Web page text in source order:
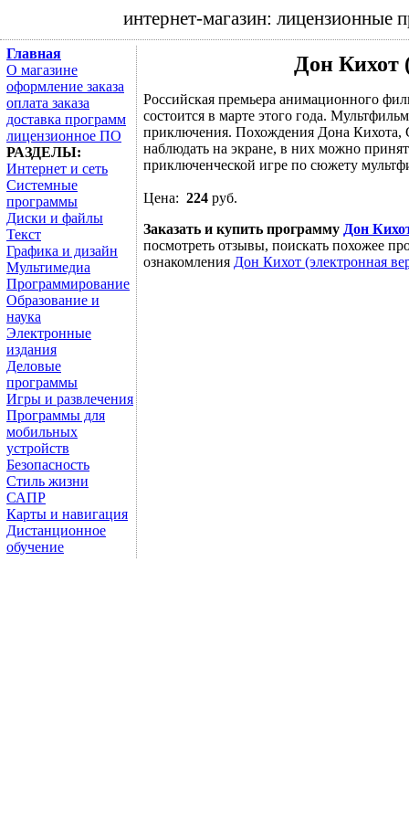
интернет-магазин:
Главная
О магазине
оформление заказа
оплата заказа
доставка программ
лицензионное ПО
РАЗДЕЛЫ:
Интернет и сеть
Системные
программы
Диски и файлы
Текст
Графика и дизайн
Мультимедиа
Программирование
Образование и
наука
Электронные
издания
Деловые
программы
Игры и развлечения
Программы для
мобильных
устройств
Безопасность
Стиль жизни
САПР
Карты и навигация
Дистанционное
обучение
Дон Кихот
Российская премьера анимационного
состоится в марте этого года.
приключения. Похождения Дона Кихота,
наблюдать на экране, в них можно
приключенческой игре по сюжету
Цена: 224 руб.
Заказать и купить программу Дон
посмотреть отзывы, поискать похожее
ознакомления Дон Кихот (электронная